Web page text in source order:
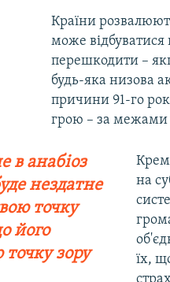
Країни
може відбуватися
перешкодити –
будь-яка низова
причини 91-го
грою – за межами
в анабіоз
нездатне
точку
його
зору
на
їх,